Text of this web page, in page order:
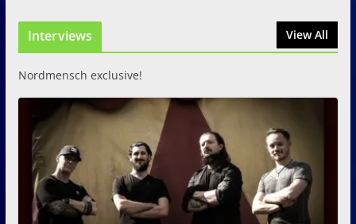
Interviews View All
Nordmensch exclusive!